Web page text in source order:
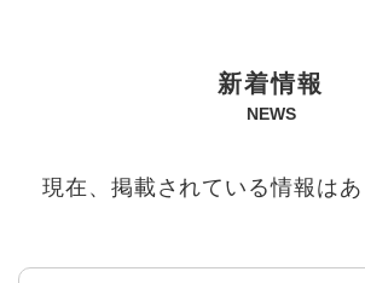
新着情報
NEWS
現在、掲載されている情報はあ